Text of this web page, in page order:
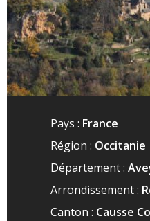
Pays : France
Région : Occitanie
Département :
Arrondissement :
Canton : Causse